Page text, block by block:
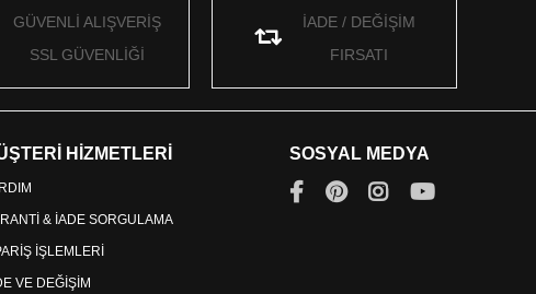
GÜVENLİ ALIŞVERİŞ
SSL GÜVENLİĞİ
İADE / DEĞİŞİM
FIRSATI
HİZMETLERİ
& İADE SORGULAMA
İŞLEMLERİ
VE DEĞİŞİM
SOSYAL MEDYA